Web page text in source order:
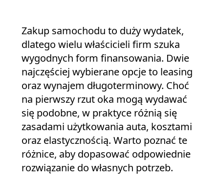
Zakup samochodu to duży wydatek,
dlatego wielu właścicieli firm szuka
wygodnych form finansowania. Dwie
najczęściej wybierane opcje to leasing
oraz wynajem długoterminowy. Choć
na pierwszy rzut oka mogą wydawać
się podobne, w praktyce różnią się
zasadami użytkowania auta, kosztami
oraz elastycznością. Warto poznać te
różnice, aby dopasować odpowiednie
rozwiązanie do własnych potrzeb.